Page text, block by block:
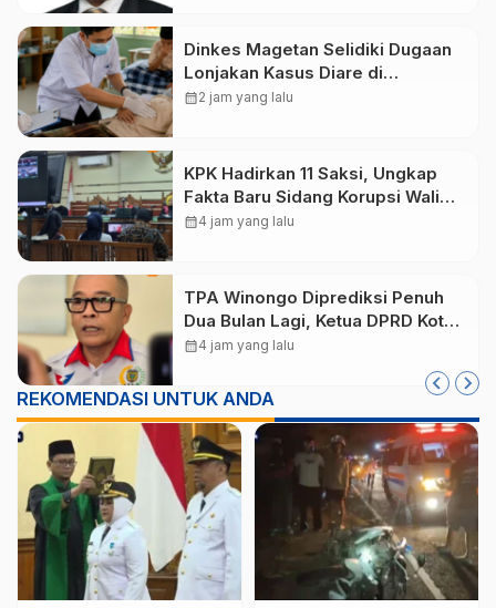
Dinkes Magetan Selidiki Dugaan
Lonjakan Kasus Diare di
Lembeyan, Lakukan Penyelidikan
calendar_month2 jam yang lalu
KPK Hadirkan 11 Saksi, Ungkap
Fakta Baru Sidang Korupsi Wali
Kota Madiun Nonaktif Maidi
calendar_month4 jam yang lalu
TPA Winongo Diprediksi Penuh
Dua Bulan Lagi, Ketua DPRD Kota
Madiun Desak Pemkot Percepat
calendar_month4 jam yang lalu
REKOMENDASI UNTUK ANDA